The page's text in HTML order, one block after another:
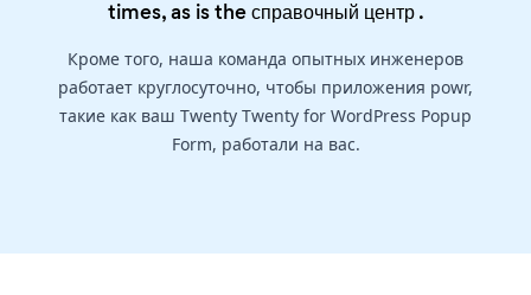
times, as is theсправочный центр.
Кроме того, наша команда опытных инженеров
работает круглосуточно, чтобы приложения powr,
такие как ваш Twenty Twenty for WordPress Popup
Form, работали на вас.